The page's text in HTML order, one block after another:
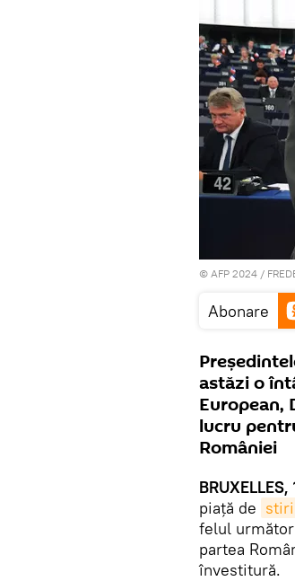
© AFP 2024 /
Abonare
astăzi o
European,
lucru
României
piață de
felul
partea
învestitură.